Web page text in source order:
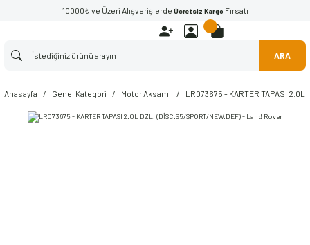
10000₺ ve Üzeri Alışverişlerde Ücretsiz Kargo Fırsatı
ARA
Anasayfa Genel Kategori Motor Aksamı LR073675 - KARTER TAPASI